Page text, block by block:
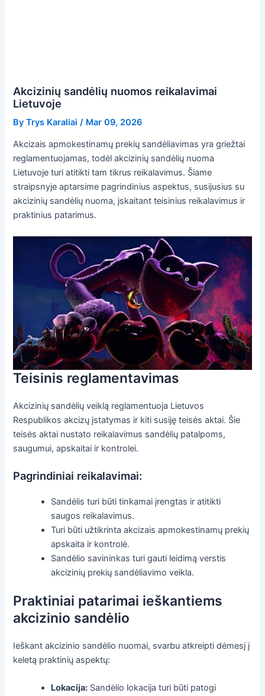
Akcizinių sandėlių nuomos reikalavimai
Lietuvoje
ByTrys Karaliai / Mar 09, 2026
Akcizais apmokestinamų prekių sandėliavimas yra griežtai
reglamentuojamas, todėl akcizinių sandėlių nuoma
Lietuvoje turi atitikti tam tikrus reikalavimus. Šiame
straipsnyje aptarsime pagrindinius aspektus, susijusius su
akcizinių sandėlių nuoma, įskaitant teisinius reikalavimus ir
praktinius patarimus.
Teisinis reglamentavimas
Akcizinių sandėlių veiklą reglamentuoja Lietuvos
Respublikos akcizų įstatymas ir kiti susiję teisės aktai. Šie
teisės aktai nustato reikalavimus sandėlių patalpoms,
saugumui, apskaitai ir kontrolei.
Pagrindiniai reikalavimai:
Sandėlis turi būti tinkamai įrengtas ir atitikti
saugos reikalavimus.
Turi būti užtikrinta akcizais apmokestinamų prekių
apskaita ir kontrolė.
Sandėlio savininkas turi gauti leidimą verstis
akcizinių prekių sandėliavimo veikla.
Praktiniai patarimai ieškantiems
akcizinio sandėlio
Ieškant akcizinio sandėlio nuomai, svarbu atkreipti dėmesį į
keletą praktinių aspektų:
Lokacija: Sandėlio lokacija turi būti patogi